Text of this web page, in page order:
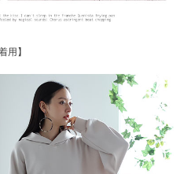
用】